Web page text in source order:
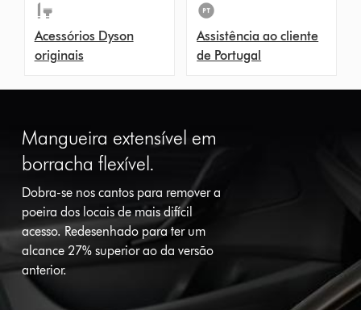
Acessórios Dyson
originais
Assistência ao cliente
de Portugal
Mangueira extensível em
borracha flexível.
Dobra-se nos cantos para remover a
poeira dos locais de mais difícil
acesso. Redesenhado para ter um
alcance 27% superior ao da versão
anterior.